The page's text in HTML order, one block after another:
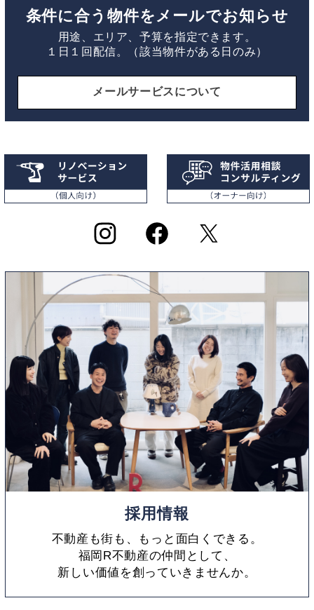
条件に合う物件をメールでお知らせ
用途、エリア、予算を指定できます。
１日１回配信。（該当物件がある日のみ）
メールサービスについて
採用情報
不動産も街も、もっと面白くできる。
福岡R不動産の仲間として、
新しい価値を創っていきませんか。